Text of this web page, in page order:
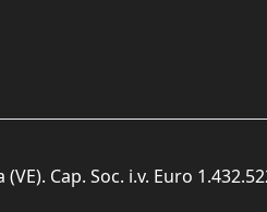
Cap. Soc. i.v. Euro